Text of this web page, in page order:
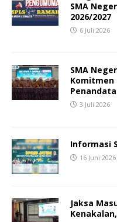
SMA
2026/2027
6 Juli 2026
SMA
Komitmen
3 Juli 2026
Informasi
16 Juni 2026
Jaksa